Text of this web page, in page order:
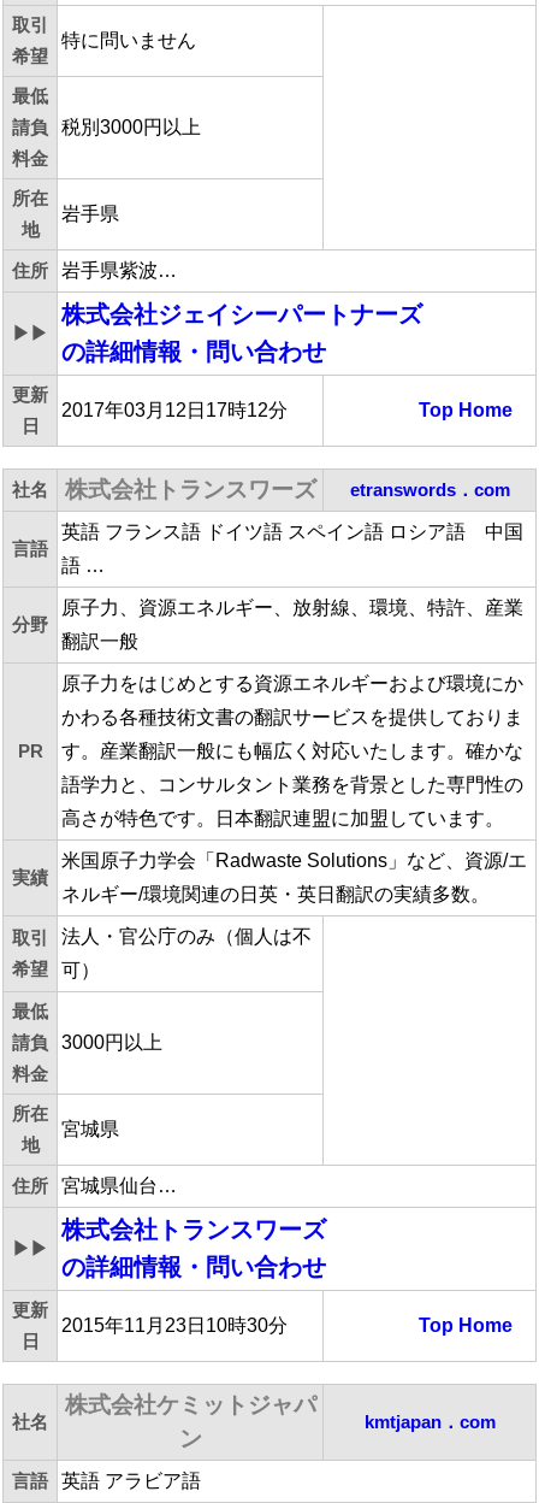
取引
希望
特に問いません
最低
請負
料金
税別3000円以上
所在
地
岩手県
住所 岩手県紫波…
▶▶
株式会社ジェイシーパートナーズ
の詳細情報・問い合わせ
更新
日
2017年03月12日17時12分 Top Home
社名 株式会社トランスワーズ etranswords．com
言語
英語 フランス語 ドイツ語 スペイン語 ロシア語 中国
語 …
分野
原子力、資源エネルギー、放射線、環境、特許、産業
翻訳一般
PR
原子力をはじめとする資源エネルギーおよび環境にか
かわる各種技術文書の翻訳サービスを提供しておりま
す。産業翻訳一般にも幅広く対応いたします。確かな
語学力と、コンサルタント業務を背景とした専門性の
高さが特色です。日本翻訳連盟に加盟しています。
実績
米国原子力学会「Radwaste Solutions」など、資源/エ
ネルギー/環境関連の日英・英日翻訳の実績多数。
取引
希望
法人・官公庁のみ（個人は不
可）
最低
請負
料金
3000円以上
所在
地
宮城県
住所 宮城県仙台…
▶▶
株式会社トランスワーズ
の詳細情報・問い合わせ
更新
日
2015年11月23日10時30分 Top Home
社名
株式会社ケミットジャパ
ン
kmtjapan．com
言語 英語 アラビア語